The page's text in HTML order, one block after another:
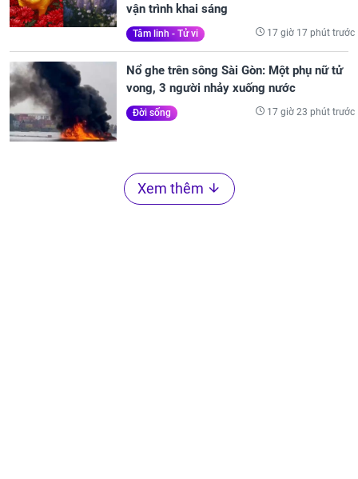
vận trình khai sáng
Tâm linh - Tử vi 17 giờ 17 phút trước
Nổ ghe trên sông Sài Gòn: Một phụ nữ tử
vong, 3 người nhảy xuống nước
Đời sống 17 giờ 23 phút trước
Xem thêm